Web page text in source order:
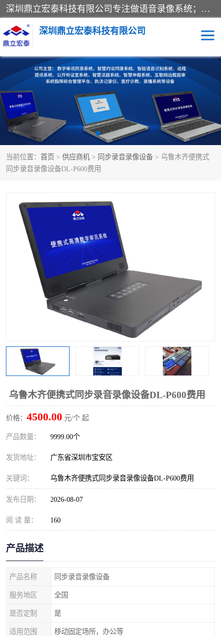
深圳鼎立宏泰科技有限公司专注做语音录像系统；主要服务有：约谈室同步录音录像系统、设计数字询问同步录音录像、数字约谈室同步录音录像、公开听证室、智慧庭审、智能语音识别转写、远程提讯（提审）、记录仪、远程指挥综合管理平台、录播系统等
深圳鼎立宏泰科技有限公司
当前位置： 首页 > 供应商机 > 同步录音录像设备 > 乌鲁木齐便携式
同步录音录像设备DL-P600费用
乌鲁木齐便携式同步录音录像设备DL-P600费用
价格： 4500.00 元/个 起
产品数量： 9999.00个
发货地址： 广东省深圳市宝安区
关键词： 乌鲁木齐便携式同步录音录像设备DL-P600费用
发布日期： 2026-08-07
阅 读 量： 160
产品描述
产品名称 同步录音录像设备
服务地区 全国
是否定制 是
适用范围 移动固定场所，办公等
同步录音录像设备 便携式审讯设备
数字法庭 听证室
远程提讯 语音识别